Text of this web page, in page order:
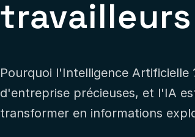
Pourquoi l'Intelligence Artificielle
d'entreprise précieuses, et l'IA
transformer en informations